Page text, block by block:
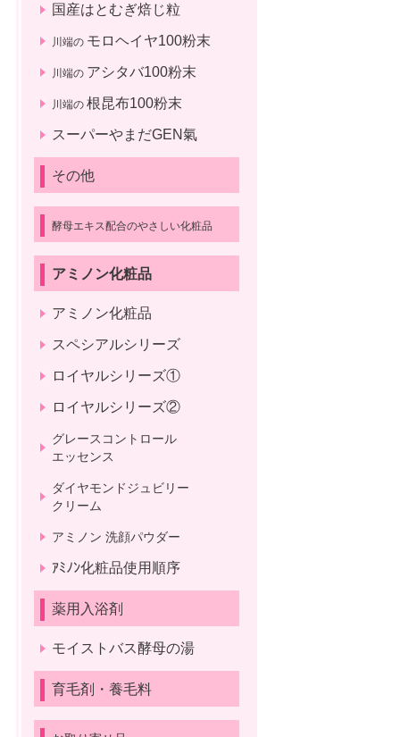
国産はとむぎ焙じ粒
川端の モロヘイヤ100粉末
川端の アシタバ100粉末
川端の 根昆布100粉末
スーパーやまだGEN氣
その他
酵母エキス配合のやさしい化粧品
アミノン化粧品
アミノン化粧品
スペシアルシリーズ
ロイヤルシリーズ①
ロイヤルシリーズ②
グレースコントロール
エッセンス
ダイヤモンドジュビリー
クリーム
アミノン 洗顔パウダー
ｱﾐﾉﾝ化粧品使用順序
薬用入浴剤
モイストバス酵母の湯
育毛剤・養毛料